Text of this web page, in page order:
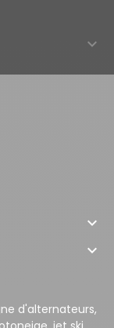



d'alternateurs,